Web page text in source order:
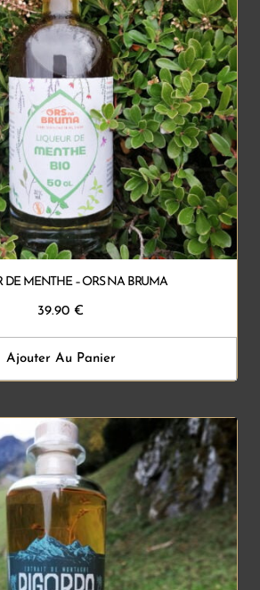
DE MENTHE – ORS NA BRUMA
39.90 €
Ajouter Au Panier